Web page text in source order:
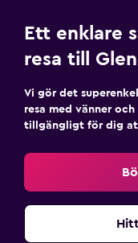
Ett enklare
resa till
Vi gör det
resa med vänner
tillgängligt för dig